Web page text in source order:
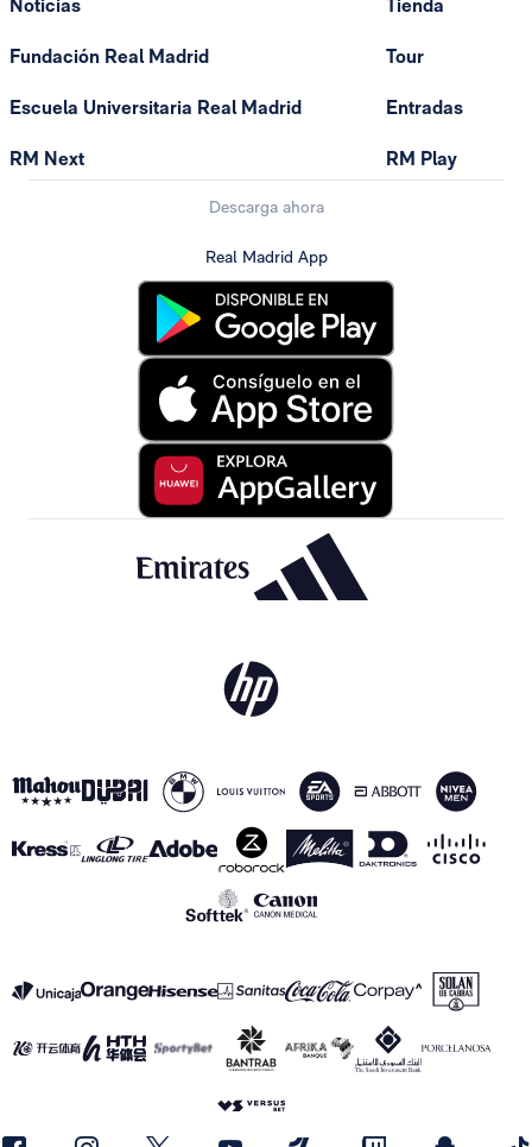
Noticias
Fundación Real Madrid
Escuela Universitaria Real Madrid
RM Next
Tienda
Tour
Entradas
RM Play
Descarga ahora
Real Madrid App